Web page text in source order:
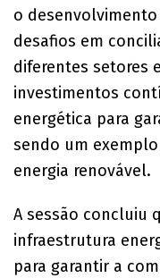
o
desafios em
diferentes setores
investimentos
energética para
sendo um
energia renovável.
A sessão concluiu
infraestrutura
para garantir a